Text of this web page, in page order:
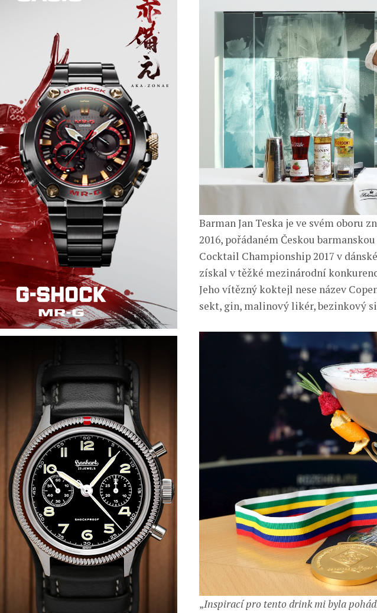
Barman Jan Teska je ve svém oboru
2016, pořádaném Českou
Cocktail Championship 2017 v
získal v těžké mezinárodní
Jeho vítězný koktejl nese název
sekt, gin, malinový likér, bezinkový
„Inspirací pro tento drink mi byla